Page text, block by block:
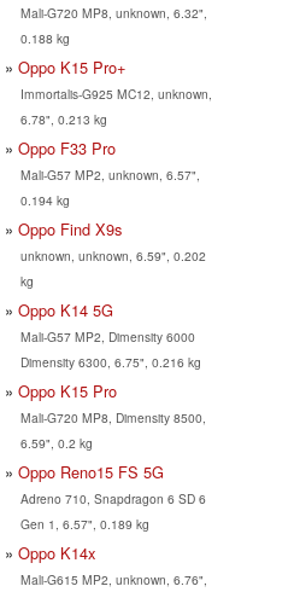
Mali-G720 MP8, unknown, 6.32",
0.188 kg
Oppo K15 Pro+
Immortalis-G925 MC12, unknown,
6.78", 0.213 kg
Oppo F33 Pro
Mali-G57 MP2, unknown, 6.57",
0.194 kg
Oppo Find X9s
unknown, unknown, 6.59", 0.202
kg
Oppo K14 5G
Mali-G57 MP2, Dimensity 6000
Dimensity 6300, 6.75", 0.216 kg
Oppo K15 Pro
Mali-G720 MP8, Dimensity 8500,
6.59", 0.2 kg
Oppo Reno15 FS 5G
Adreno 710, Snapdragon 6 SD 6
Gen 1, 6.57", 0.189 kg
Oppo K14x
Mali-G615 MP2, unknown, 6.76",